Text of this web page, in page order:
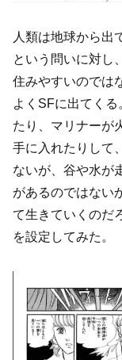
人類は地球から出
という問いに対し
住みやすいのでは
よくSFに出てく
たり、マリナーが
手に入れたりして
ないが、谷や水が
があるのではない
て生きていくのだ
を設定してみた。